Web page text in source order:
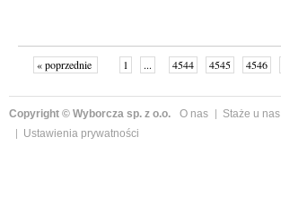
« poprzednie 1 ... 4544 4545 4546
Copyright © Wyborcza sp. z o.o. O nas Staże u nas
Ustawienia prywatności